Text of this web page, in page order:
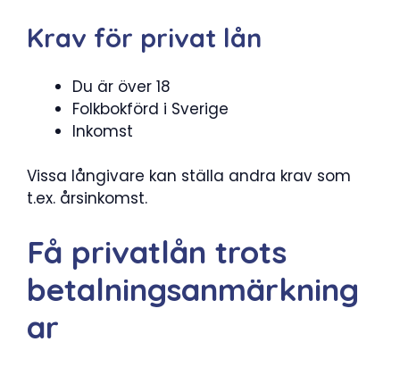
Krav för privat lån
Du är över 18
Folkbokförd i Sverige
Inkomst
Vissa långivare kan ställa andra krav som
t.ex. årsinkomst.
Få privatlån trots
betalningsanmärkning
ar